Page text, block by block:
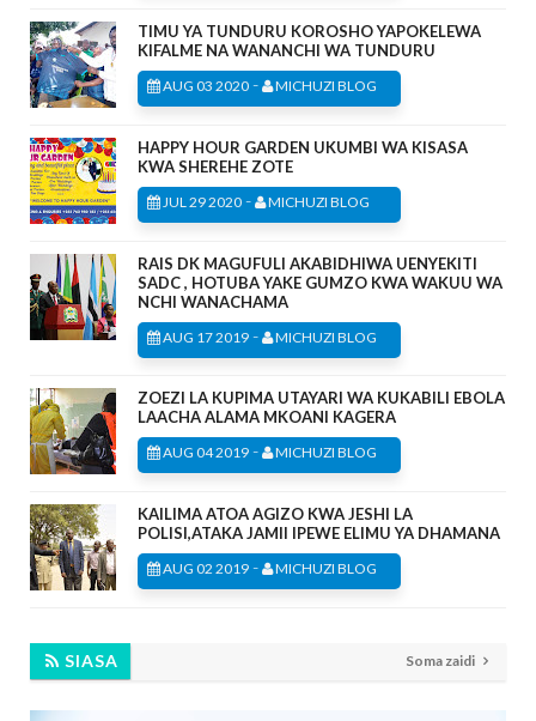
TIMU YA TUNDURU KOROSHO YAPOKELEWA
KIFALME NA WANANCHI WA TUNDURU
AUG 03 2020 - MICHUZI BLOG
HAPPY HOUR GARDEN UKUMBI WA KISASA
KWA SHEREHE ZOTE
JUL 29 2020 - MICHUZI BLOG
RAIS DK MAGUFULI AKABIDHIWA UENYEKITI
SADC , HOTUBA YAKE GUMZO KWA WAKUU WA
NCHI WANACHAMA
AUG 17 2019 - MICHUZI BLOG
ZOEZI LA KUPIMA UTAYARI WA KUKABILI EBOLA
LAACHA ALAMA MKOANI KAGERA
AUG 04 2019 - MICHUZI BLOG
KAILIMA ATOA AGIZO KWA JESHI LA
POLISI,ATAKA JAMII IPEWE ELIMU YA DHAMANA
AUG 02 2019 - MICHUZI BLOG
SIASA Soma zaidi